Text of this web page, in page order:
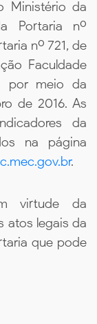
Ministério da
Portaria nº
nº 721, de
Faculdade
por meio da
de 2016. As
da
na página
.
virtude da
atos legais da
que pode